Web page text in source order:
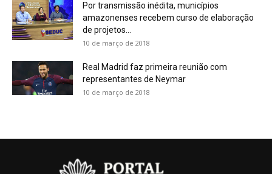
Por transmissão inédita, municípios
amazonenses recebem curso de elaboração
de projetos...
10 de março de 2018
Real Madrid faz primeira reunião com
representantes de Neymar
10 de março de 2018